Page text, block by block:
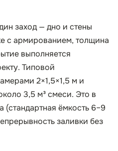
заход — дно и стены
с армированием, толщина
выполняется
Типовой
2×1,5×1,5 м и
3,5 м³ смеси. Это в
(стандартная ёмкость 6–9
заливки без